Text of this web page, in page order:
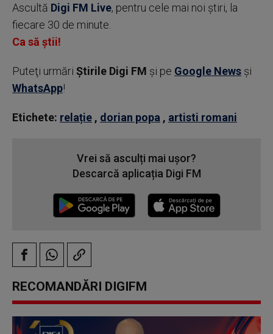
Ascultă Digi FM Live, pentru cele mai noi știri, la
fiecare 30 de minute.
Ca să știi!
Puteţi urmări Știrile Digi FM şi pe Google News şi
WhatsApp!
Etichete: relație , dorian popa , artisti romani
Vrei să asculți mai ușor?
Descarcă aplicația Digi FM
RECOMANDĂRI DIGIFM